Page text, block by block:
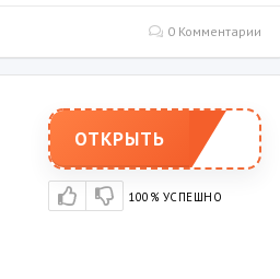
0 Комментарии
ОТКРЫТЬ
100% УСПЕШНО